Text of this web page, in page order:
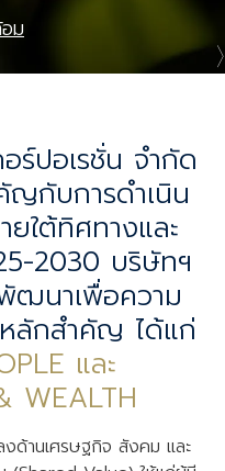
ม
ร์ปอเรชั่น จำกัด
ญกับการดำเนิน
ใต้ทิศทางและ
2030 บริษัทฯ
ฒนาเพื่อความ
ลักสำคัญ ได้แก่
และ
WEALTH
ด้านเศรษฐกิจ สังคม และ